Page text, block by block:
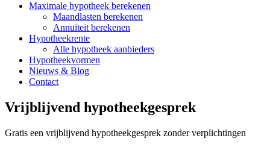
Maximale hypotheek berekenen
Maandlasten berekenen
Annuïteit berekenen
Hypotheekrente
Alle hypotheek aanbieders
Hypotheekvormen
Nieuws & Blog
Contact
Vrijblijvend hypotheekgesprek
Gratis een vrijblijvend hypotheekgesprek zonder verplichtingen